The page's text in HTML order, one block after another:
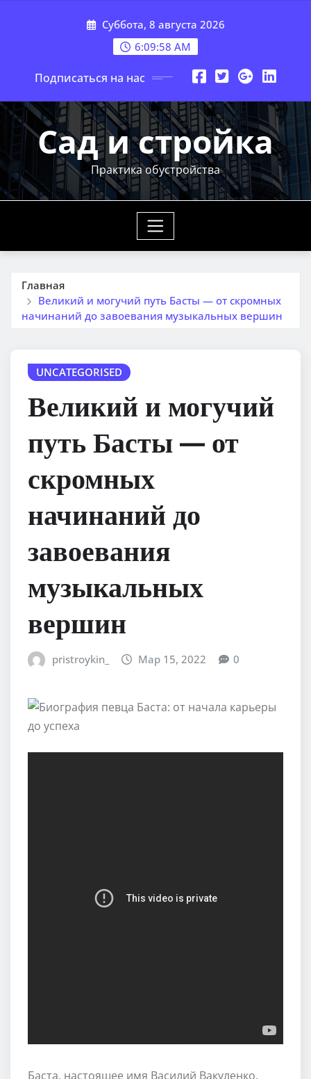
Суббота, 8 августа 2026
6:09:59 AM
Подписаться на нас
Сад и стройка
Практика обустройства
Главная
Великий и могучий путь Басты — от скромных
начинаний до завоевания музыкальных вершин
UNCATEGORISED
Великий и могучий
путь Басты — от
скромных
начинаний до
завоевания
музыкальных
вершин
pristroykin_ Мар 15, 2022 0
Баста, настоящее имя Василий Вакуленко,